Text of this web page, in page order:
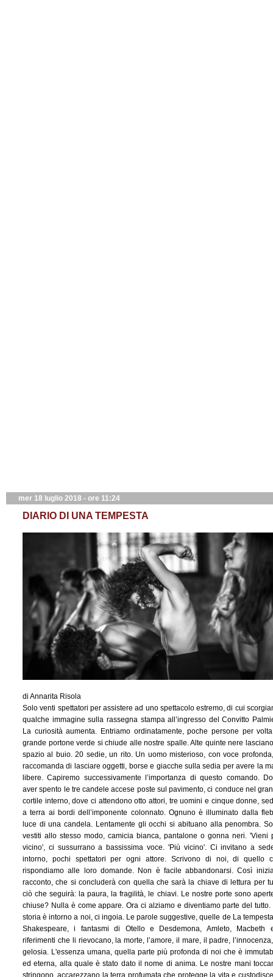
mer 18 luglio 2018 - ore 11:24
DIARIO DI UNA TEMPESTA
di Annarita Risola
Solo venti spettatori per assistere ad uno spettacolo estremo, di cui
qualche immagine sulla rassegna stampa all’ingresso del Convitto
La curiosità aumenta. Entriamo ordinatamente, poche persone per
grande portone verde si chiude alle nostre spalle. Alte quinte nere
spazio al buio. 20 sedie, un rito. Un uomo misterioso, con voce
raccomanda di lasciare oggetti, borse e giacche sulla sedia per avere la
libere. Capiremo successivamente l’importanza di questo comando.
aver spento le tre candele accese poste sul pavimento, ci conduce nel
cortile interno, dove ci attendono otto attori, tre uomini e cinque donne,
a terra ai bordi dell’imponente colonnato. Ognuno è illuminato dalla
luce di una candela. Lentamente gli occhi si abituano alla penombra.
vestiti allo stesso modo, camicia bianca, pantalone o gonna neri. 'Vieni
vicino', ci sussurrano a bassissima voce. 'Più vicino'. Ci invitano a
intorno, pochi spettatori per ogni attore. Scrivono di noi, di quello
rispondiamo alle loro domande. Non è facile abbandonarsi. Così
racconto, che si concluderà con quella che sarà la chiave di lettura per
ciò che seguirà: la paura, la fragilità, le chiavi. Le nostre porte sono
chiuse? Nulla è come appare. Ora ci alziamo e diventiamo parte del tutto.
storia è intorno a noi, ci ingoia. Le parole suggestive, quelle de La
Shakespeare, i fantasmi di Otello e Desdemona, Amleto, Macbeth
riferimenti che li rievocano, la morte, l’amore, il mare, il padre,
gelosia. L'essenza umana, quella parte più profonda di noi che è
ed eterna, alla quale è stato dato il nome di anima. Le nostre mani
stringono, accarezzano la terra profumata che protegge la vita e